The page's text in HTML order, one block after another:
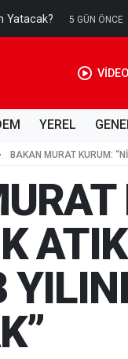
Yatacak? 5 GÜN ÖNCE
YEREL
BAKAN MURAT KURUM: